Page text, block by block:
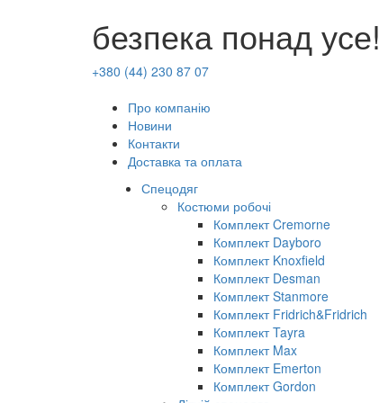
безпека понад усе!
+380 (44) 230 87 07
Про компанію
Новини
Контакти
Доставка та оплата
Спецодяг
Костюми робочі
Комплект Cremorne
Комплект Dayboro
Комплект Knoxfield
Комплект Desman
Комплект Stanmore
Комплект Fridrich&Fridrich
Комплект Tayra
Комплект Max
Комплект Emerton
Комплект Gordon